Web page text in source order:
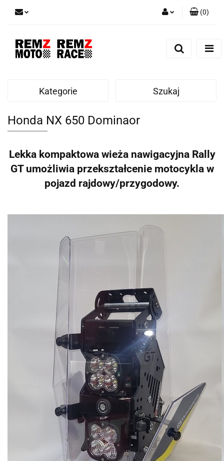
(0)
Kategorie Szukaj
Honda NX 650 Dominaor
Lekka kompaktowa wieża nawigacyjna Rally
GT umożliwia przekształcenie motocykla w
pojazd rajdowy/przygodowy.